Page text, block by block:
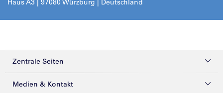
Haus A3 | 97080 Würzburg | Deutschland
Zentrale Seiten
Kliniken & Zentren
Medien & Kontakt